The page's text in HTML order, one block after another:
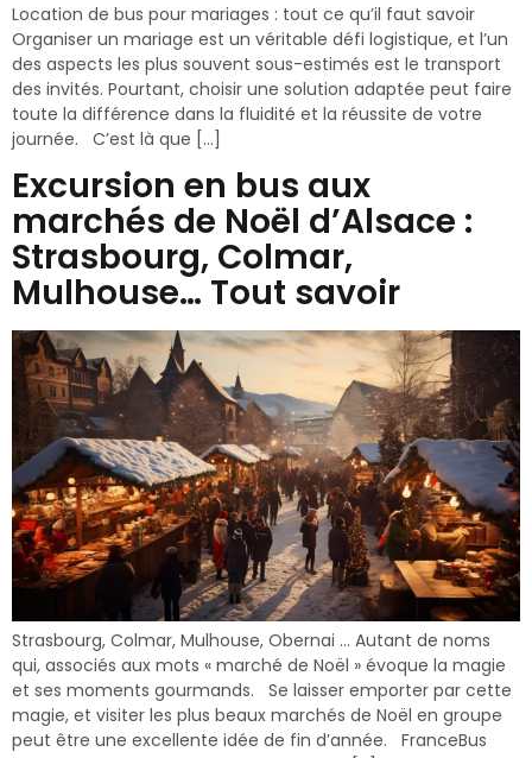
Location de bus pour mariages : tout ce qu’il faut savoir
Organiser un mariage est un véritable défi logistique, et l’un
des aspects les plus souvent sous-estimés est le transport
des invités. Pourtant, choisir une solution adaptée peut faire
toute la différence dans la fluidité et la réussite de votre
journée. C’est là que […]
Excursion en bus aux
marchés de Noël d’Alsace :
Strasbourg, Colmar,
Mulhouse… Tout savoir
Strasbourg, Colmar, Mulhouse, Obernai … Autant de noms
qui, associés aux mots « marché de Noël » évoque la magie
et ses moments gourmands. Se laisser emporter par cette
magie, et visiter les plus beaux marchés de Noël en groupe
peut être une excellente idée de fin d’année. FranceBus